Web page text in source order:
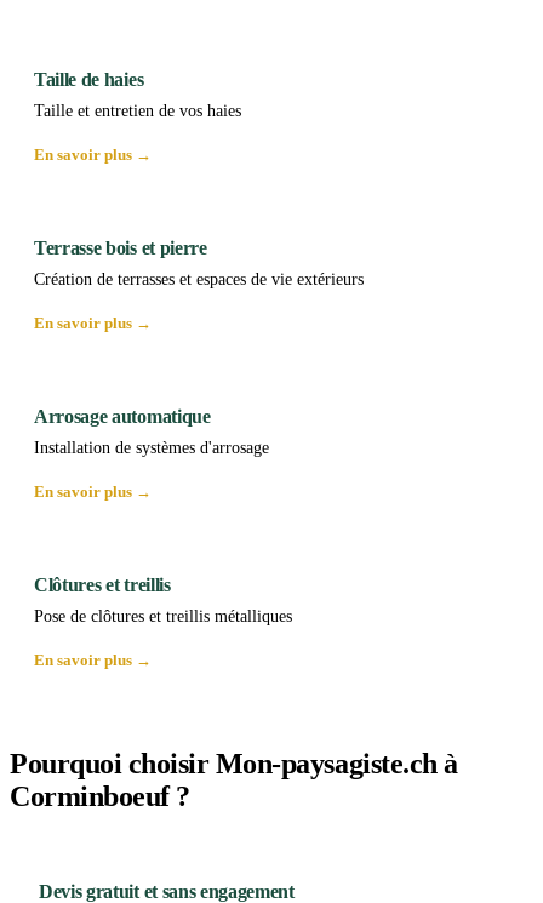
Taille de haies
Taille et entretien de vos haies
En savoir plus →
Terrasse bois et pierre
Création de terrasses et espaces de vie extérieurs
En savoir plus →
Arrosage automatique
Installation de systèmes d'arrosage
En savoir plus →
Clôtures et treillis
Pose de clôtures et treillis métalliques
En savoir plus →
Pourquoi choisir Mon-paysagiste.ch à
Corminboeuf ?
Devis gratuit et sans engagement